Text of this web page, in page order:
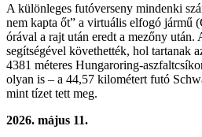
A különleges futóverseny mindenki
nem kapta őt” a virtuális elfogó jármű
órával a rajt után eredt a mezőny
segítségével követhették, hol tartanak
4381 méteres Hungaroring-
olyan is – a 44,57 kilométert futó
mint tízet tett meg.
2026. május 11.